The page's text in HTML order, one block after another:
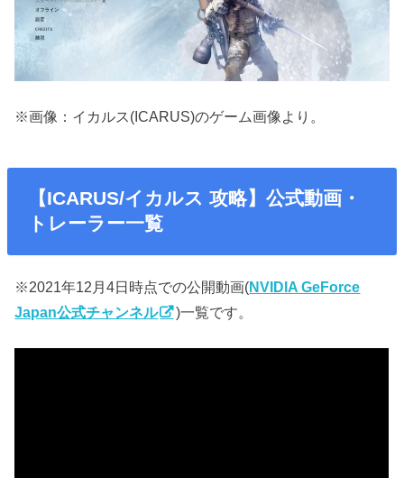
※画像：イカルス(ICARUS)のゲーム画像より。
【ICARUS/イカルス 攻略】公式動画・
トレーラー一覧
※2021年12月4日時点での公開動画(NVIDIA GeForce
Japan公式チャンネル
)一覧です。